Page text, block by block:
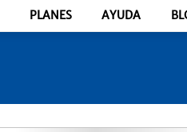
PLANES AYUDA